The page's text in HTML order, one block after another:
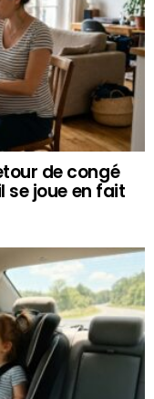
de congé
se joue en fait